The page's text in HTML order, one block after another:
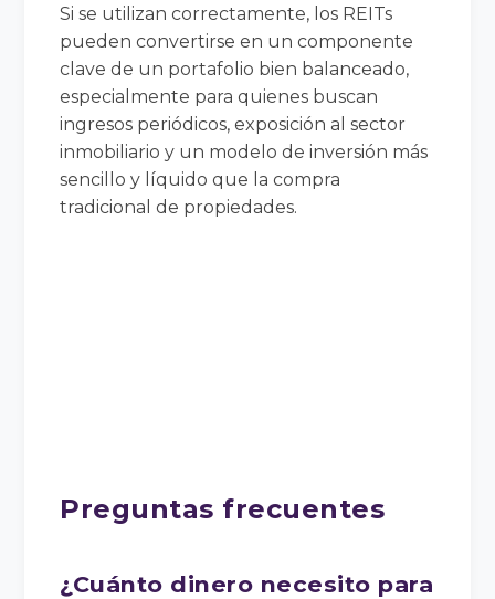
Si se utilizan correctamente, los REITs
pueden convertirse en un componente
clave de un portafolio bien balanceado,
especialmente para quienes buscan
ingresos periódicos, exposición al sector
inmobiliario y un modelo de inversión más
sencillo y líquido que la compra
tradicional de propiedades.
Preguntas frecuentes
¿Cuánto dinero necesito para